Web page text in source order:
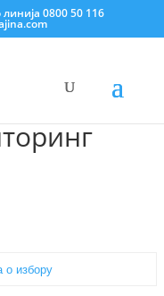
0800 50 116
о избору